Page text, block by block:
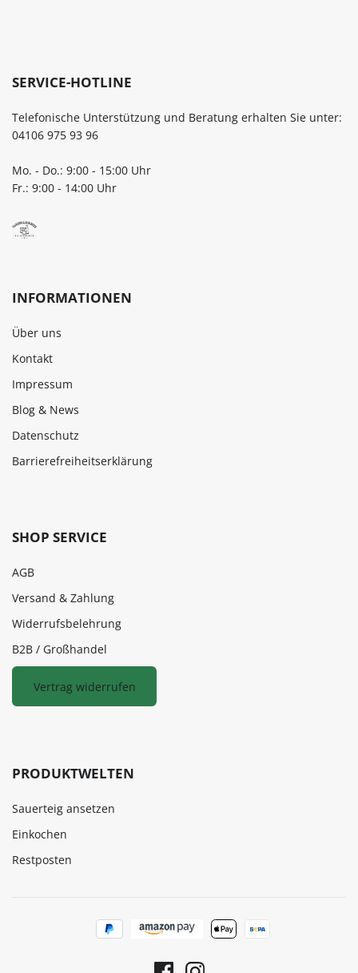
SERVICE-HOTLINE
Telefonische Unterstützung und Beratung erhalten Sie unter:
04106 975 93 96
Mo. - Do.: 9:00 - 15:00 Uhr
Fr.: 9:00 - 14:00 Uhr
INFORMATIONEN
Über uns
Kontakt
Impressum
Blog & News
Datenschutz
Barrierefreiheitserklärung
SHOP SERVICE
AGB
Versand & Zahlung
Widerrufsbelehrung
B2B / Großhandel
Vertrag widerrufen
PRODUKTWELTEN
Sauerteig ansetzen
Einkochen
Restposten